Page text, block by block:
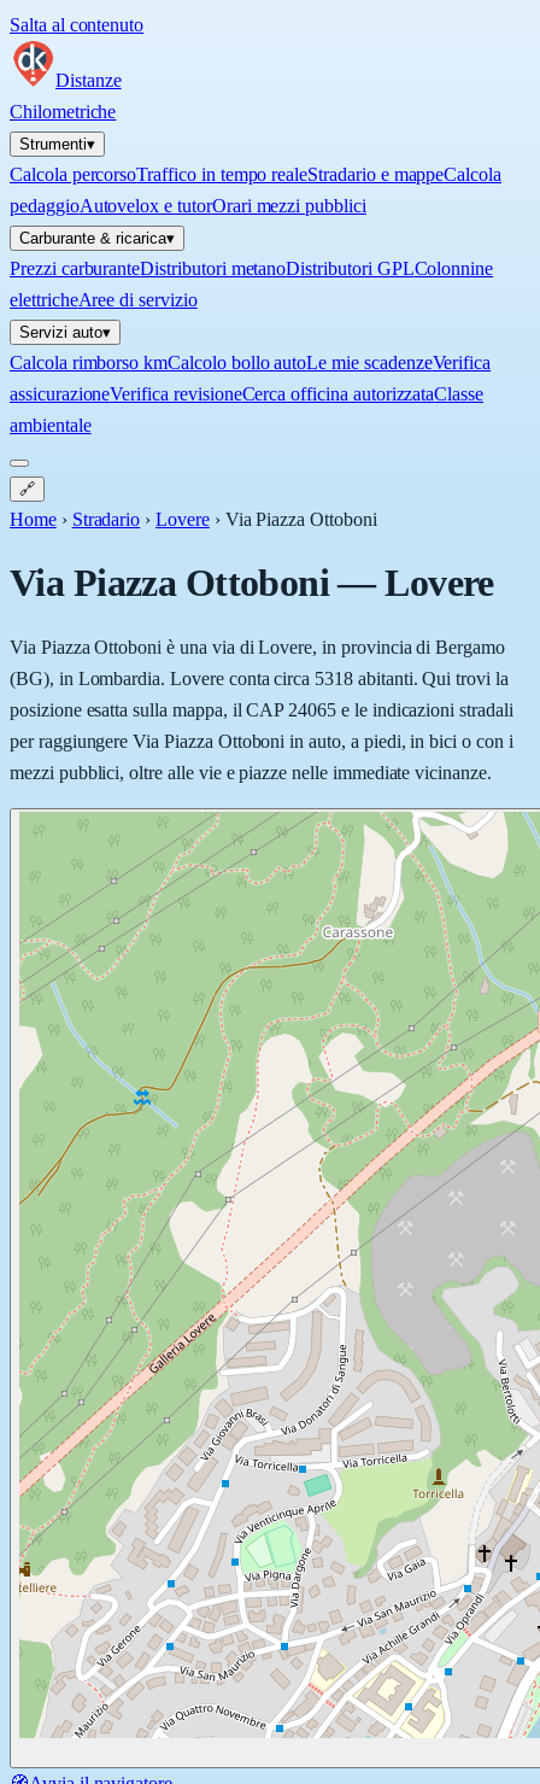
Salta al contenuto
Distanze
Chilometriche
Strumenti▾
Calcola percorsoTraffico in tempo realeStradario e mappeCalcola
pedaggioAutovelox e tutorOrari mezzi pubblici
Carburante & ricarica▾
Prezzi carburanteDistributori metanoDistributori GPLColonnine
elettricheAree di servizio
Servizi auto▾
Calcola rimborso kmCalcolo bollo autoLe mie scadenzeVerifica
assicurazioneVerifica revisioneCerca officina autorizzataClasse
ambientale
🔗
Home › Stradario › Lovere › Via Piazza Ottoboni
Via Piazza Ottoboni—Lovere
Via Piazza Ottoboni è una via di Lovere, in provincia di Bergamo
(BG), in Lombardia. Lovere conta circa 5318 abitanti. Qui trovi la
posizione esatta sulla mappa, il CAP 24065 e le indicazioni stradali
per raggiungere Via Piazza Ottoboni in auto, a piedi, in bici o con i
mezzi pubblici, oltre alle vie e piazze nelle immediate vicinanze.